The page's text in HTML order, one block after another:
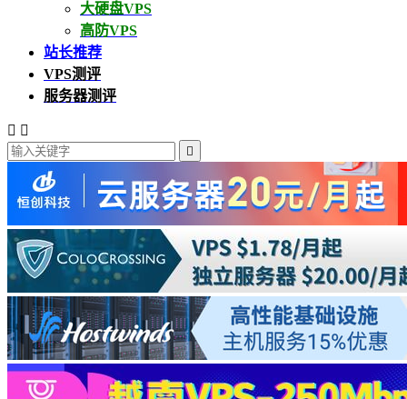
大硬盘VPS
高防VPS
站长推荐
VPS测评
服务器测评
 
